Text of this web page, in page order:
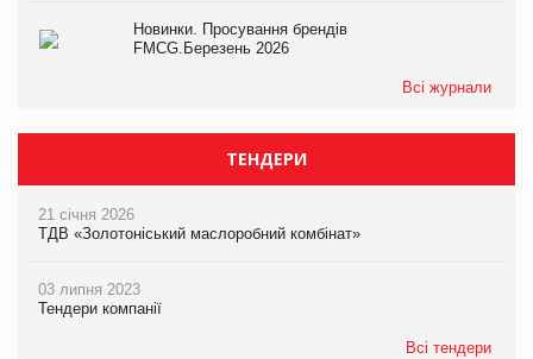
Новинки. Просування брендів
FMCG.Березень 2026
Всі журнали
ТЕНДЕРИ
21 січня 2026
ТДВ «Золотоніський маслоробний комбінат»
03 липня 2023
Тендери компанії
Всі тендери